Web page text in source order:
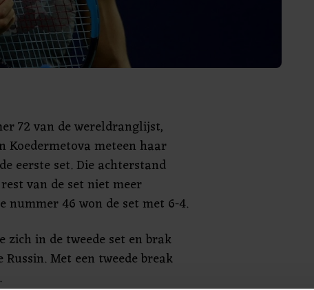
72 van de wereldranglijst,
Koedermetova meteen haar
eerste set. Die achterstand
van de set niet meer
nummer 46 won de set met 6-4.
zich in de tweede set en brak
Met een tweede break